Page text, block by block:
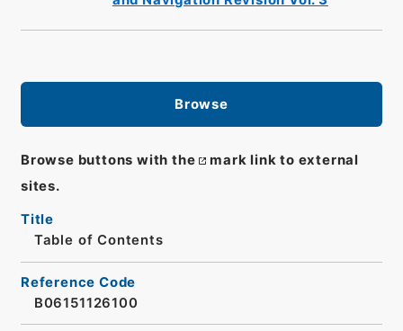
Browse
Browse buttons with the
mark link to external
sites.
Title
Table of Contents
Reference Code
B06151126100